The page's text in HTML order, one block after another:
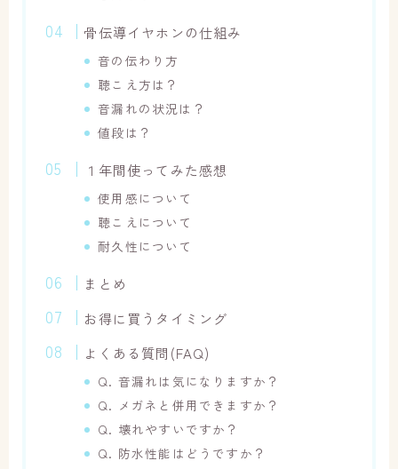
骨伝導イヤホンの仕組み
音の伝わり方
聴こえ方は？
音漏れの状況は？
値段は？
１年間使ってみた感想
使用感について
聴こえについて
耐久性について
まとめ
お得に買うタイミング
よくある質問(FAQ)
Q. 音漏れは気になりますか？
Q. メガネと併用できますか？
Q. 壊れやすいですか？
Q. 防水性能はどうですか？